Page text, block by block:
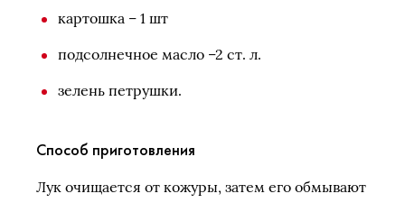
картошка – 1 шт
подсолнечное масло –2 ст. л.
зелень петрушки.
Способ приготовления
Лук очищается от кожуры, затем его обмывают